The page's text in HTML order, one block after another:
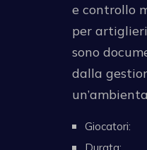
e controllo
per
sono
dalla
Giocatori:
Durata: